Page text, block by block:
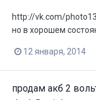
http://vk.com/
но в хорошем
12 января, 2014
продам акб 2